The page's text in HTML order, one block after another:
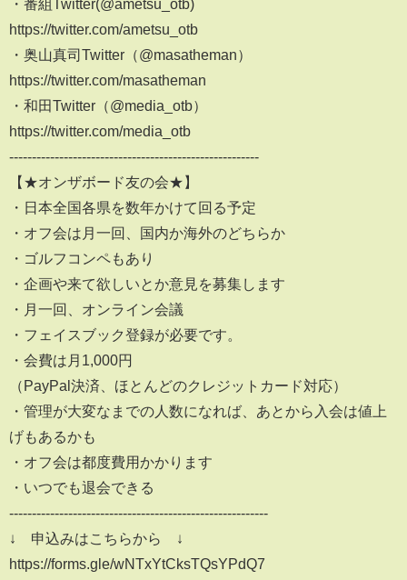
・番組Twitter(@ametsu_otb)
https://twitter.com/ametsu_otb
・奥山真司Twitter（@masatheman）
https://twitter.com/masatheman
・和田Twitter（@media_otb）
https://twitter.com/media_otb
-------------------------------------------------------
【★オンザボード友の会★】
・日本全国各県を数年かけて回る予定
・オフ会は月一回、国内か海外のどちらか
・ゴルフコンペもあり
・企画や来て欲しいとか意見を募集します
・月一回、オンライン会議
・フェイスブック登録が必要です。
・会費は月1,000円
（PayPal決済、ほとんどのクレジットカード対応）
・管理が大変なまでの人数になれば、あとから入会は値上
げもあるかも
・オフ会は都度費用かかります
・いつでも退会できる
---------------------------------------------------------
↓ 申込みはこちらから ↓
https://forms.gle/wNTxYtCksTQsYPdQ7